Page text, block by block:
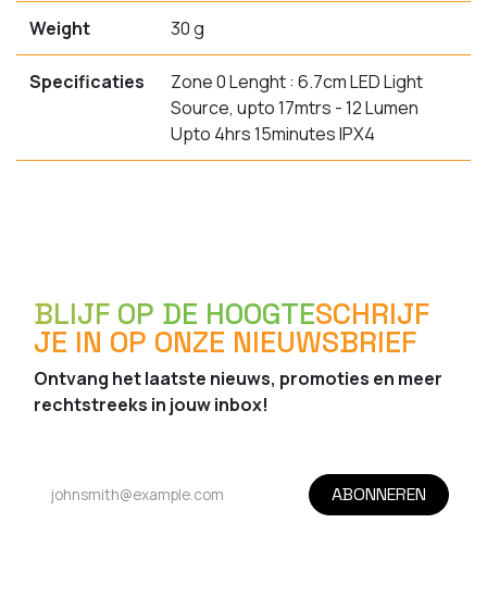
Weight 30 g
Specificaties
Zone 0 Lenght : 6.7cm LED Light
Source, upto 17mtrs - 12 Lumen
Upto 4hrs 15minutes IPX4
BLIJF OP DE HOOGTESCHRIJF
JE IN OP ONZE NIEUWSBRIEF
Ontvang het laatste nieuws, promoties en meer
rechtstreeks in jouw inbox!
ABONNEREN